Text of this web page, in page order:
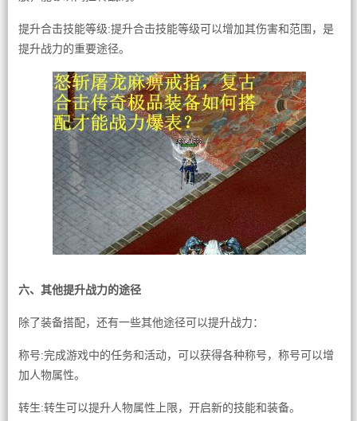
提升合击技能等级:提升合击技能等级可以增加其伤害和范围，是
提升战力的重要途径。
六、其他提升战力的途径
除了装备搭配，还有一些其他途径可以提升战力：
称号:完成游戏中的任务和活动，可以获得各种称号，称号可以增
加人物属性。
转生:转生可以提升人物属性上限，开启新的技能和装备。